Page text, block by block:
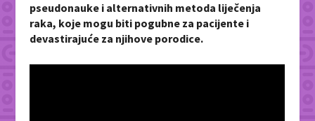
pseudonauke i alternativnih metoda liječenja
raka, koje mogu biti pogubne za pacijente i
devastirajuće za njihove porodice.